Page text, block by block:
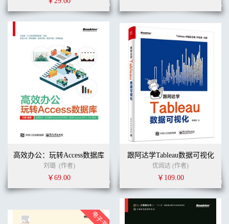
高效办公：玩转Access数据库
刘璐 (作者)
￥69.00
跟阿达学Tableau数据可视化
优阅达 (作者)
￥109.00